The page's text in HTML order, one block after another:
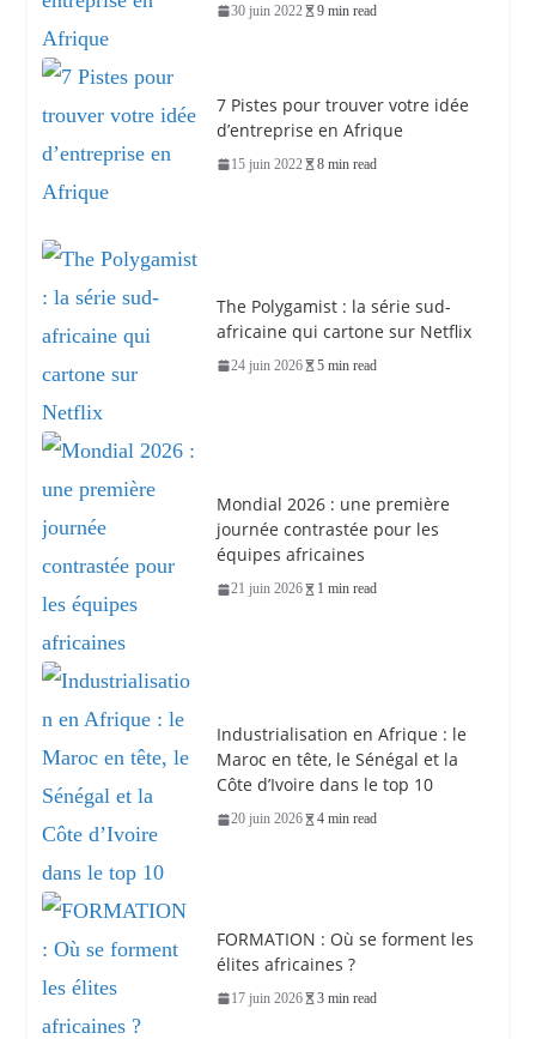
30 juin 2022 9 min read
7 Pistes pour trouver votre idée
d’entreprise en Afrique
15 juin 2022 8 min read
The Polygamist : la série sud-
africaine qui cartone sur Netflix
24 juin 2026 5 min read
Mondial 2026 : une première
journée contrastée pour les
équipes africaines
21 juin 2026 1 min read
Industrialisation en Afrique : le
Maroc en tête, le Sénégal et la
Côte d’Ivoire dans le top 10
20 juin 2026 4 min read
FORMATION : Où se forment les
élites africaines ?
17 juin 2026 3 min read